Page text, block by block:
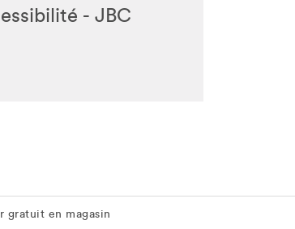
- JBC
gratuit aussi en magasin
gratuit en magasin